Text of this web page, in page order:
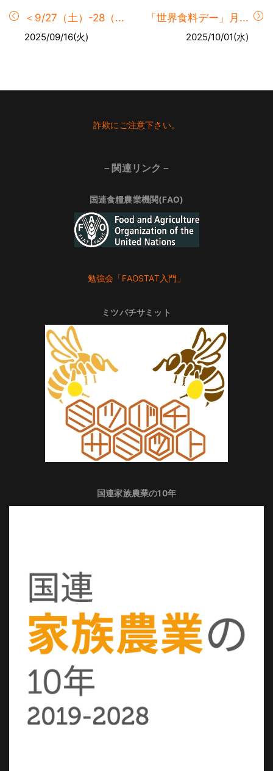
＜9/27（土）-28（...
2025/09/16(火)
「世界食料デー」月...
2025/10/01(水)
詐欺にご注意下さい。
－関連リンク－
国連食糧農業機関(FAO)
勉強会「FAOSTAT入門」
ミツバチサミット
国連家族農業の10年